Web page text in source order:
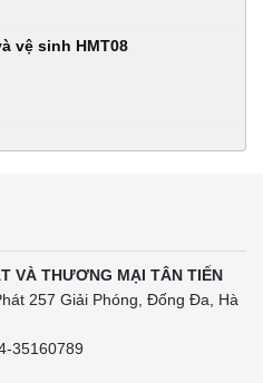
vệ sinh HMT08
VÀ THƯƠNG MẠI TÂN TIẾN
257 Giải Phóng, Đống Đa, Hà
35160789